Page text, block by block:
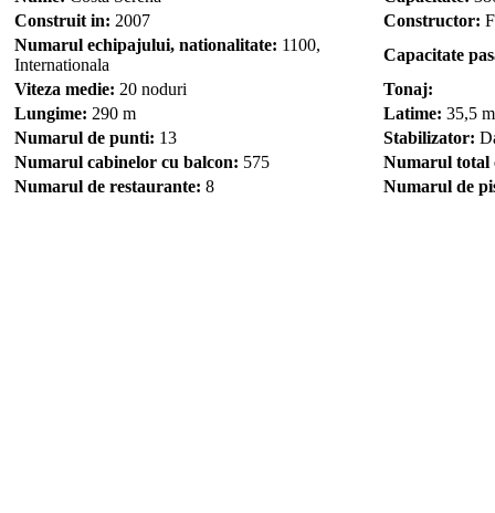
Construit in: 2007 Constructor:
Numarul echipajului, nationalitate: 1100,
Internationala
Capacitate
Viteza medie: 20 noduri
Tonaj:
Lungime: 290 m Latime: 35,5 m
Numarul de punti: 13 Stabilizator:
Numarul cabinelor cu balcon: 575
Numarul total
Numarul de restaurante: 8 Numarul de